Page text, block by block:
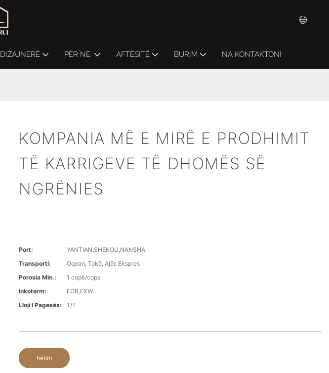
DIZAJNERË PËR NE: AFTËSITË BURIM NA KONTAKTONI
KOMPANIA MË E MIRË E PRODHIMIT
TË KARRIGEVE TË DHOMËS SË
NGRËNIES
Port:
YANTIAN,SHEKOU,NANSHA
Transporti:
Oqean, Tokë, Ajër, Ekspres
Porosia Min.:
1 copë/copa
Inkoterm:
FOB,EXW
Lloji I Pagesës:
T/T
hetim